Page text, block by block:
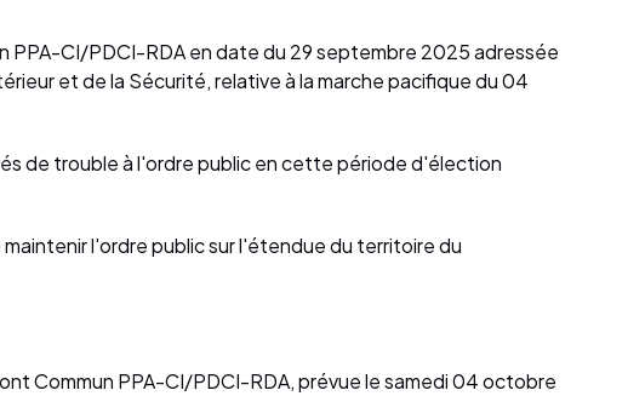
PPA-CI/PDCI-RDA en date du 29 septembre 2025 adressée
et de la Sécurité, relative à la marche pacifique du 04
de trouble à l'ordre public en cette période d'élection
l'ordre public sur l'étendue du territoire du
Commun PPA-CI/PDCI-RDA, prévue le samedi 04 octobre